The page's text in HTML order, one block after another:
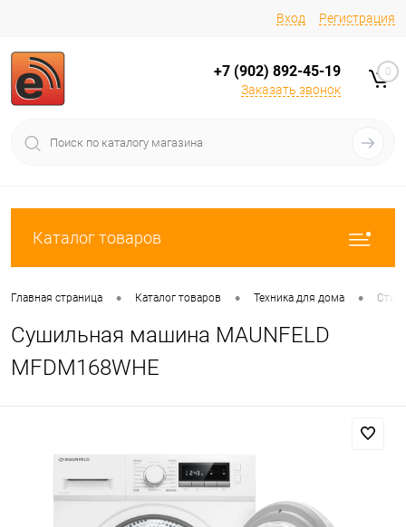
Вход Регистрация
+7 (902) 892-45-19
Заказать звонок
0
Каталог товаров
Главная страница • Каталог товаров • Техника для дома •
Сушильная машина MAUNFELD
MFDM168WHE